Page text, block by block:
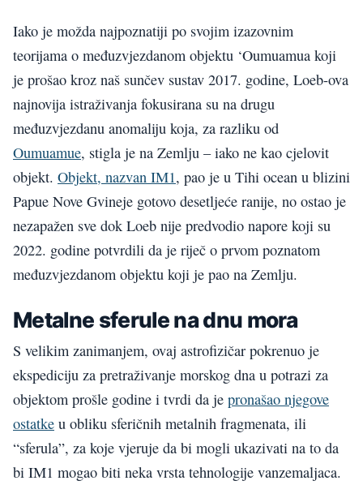
Iako je možda najpoznatiji po svojim izazovnim
teorijama o međuzvjezdanom objektu ‘Oumuamua koji
je prošao kroz naš sunčev sustav 2017. godine, Loeb-ova
najnovija istraživanja fokusirana su na drugu
međuzvjezdanu anomaliju koja, za razliku od
Oumuamue, stigla je na Zemlju – iako ne kao cjelovit
objekt. Objekt, nazvan IM1, pao je u Tihi ocean u blizini
Papue Nove Gvineje gotovo desetljeće ranije, no ostao je
nezapažen sve dok Loeb nije predvodio napore koji su
2022. godine potvrdili da je riječ o prvom poznatom
međuzvjezdanom objektu koji je pao na Zemlju.
Metalne sferule na dnu mora
S velikim zanimanjem, ovaj astrofizičar pokrenuo je
ekspediciju za pretraživanje morskog dna u potrazi za
objektom prošle godine i tvrdi da je pronašao njegove
ostatke u obliku sferičnih metalnih fragmenata, ili
“sferula”, za koje vjeruje da bi mogli ukazivati na to da
bi IM1 mogao biti neka vrsta tehnologije vanzemaljaca.